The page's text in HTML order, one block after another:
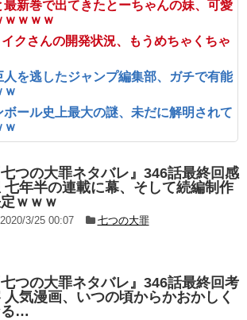
最新巻で出てきたとーちゃんの妹、可愛
ｗｗｗ
イクさんの開発状況、もうめちゃくちゃ
人を逃したジャンプ編集部、ガチで有能
ｗ
ボール史上最大の謎、未だに解明されて
ｗ
七つの大罪ネタバレ』346話最終回感
七年半の連載に幕、そして続編制作
ｗｗｗ
2020/3/25 00:07 七つの大罪
七つの大罪ネタバレ』346話最終回考
人気漫画、いつの頃からかおかしく
…